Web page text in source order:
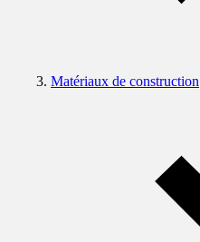
Matériaux de construction